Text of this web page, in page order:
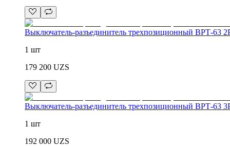
Выключатель-разъединитель трехпозиционный ВРТ-63
1 шт
179 200 UZS
Выключатель-разъединитель трехпозиционный ВРТ-63
1 шт
192 000 UZS